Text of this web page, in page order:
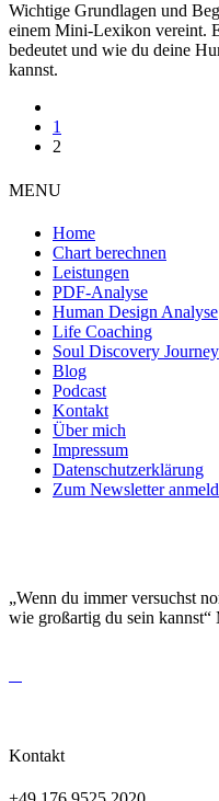
Wichtige Grundlagen und
einem Mini-Lexikon vereint.
bedeutet und wie du deine
kannst.
1
2
MENU
Home
Chart berechnen
Leistungen
PDF-Analyse
Human Design Analyse
Life Coaching
Soul Discovery Journey
Blog
Podcast
Kontakt
Über mich
Impressum
Datenschutzerklärung
Zum Newsletter
„Wenn du immer versuchst
wie großartig du sein kannst“
Kontakt